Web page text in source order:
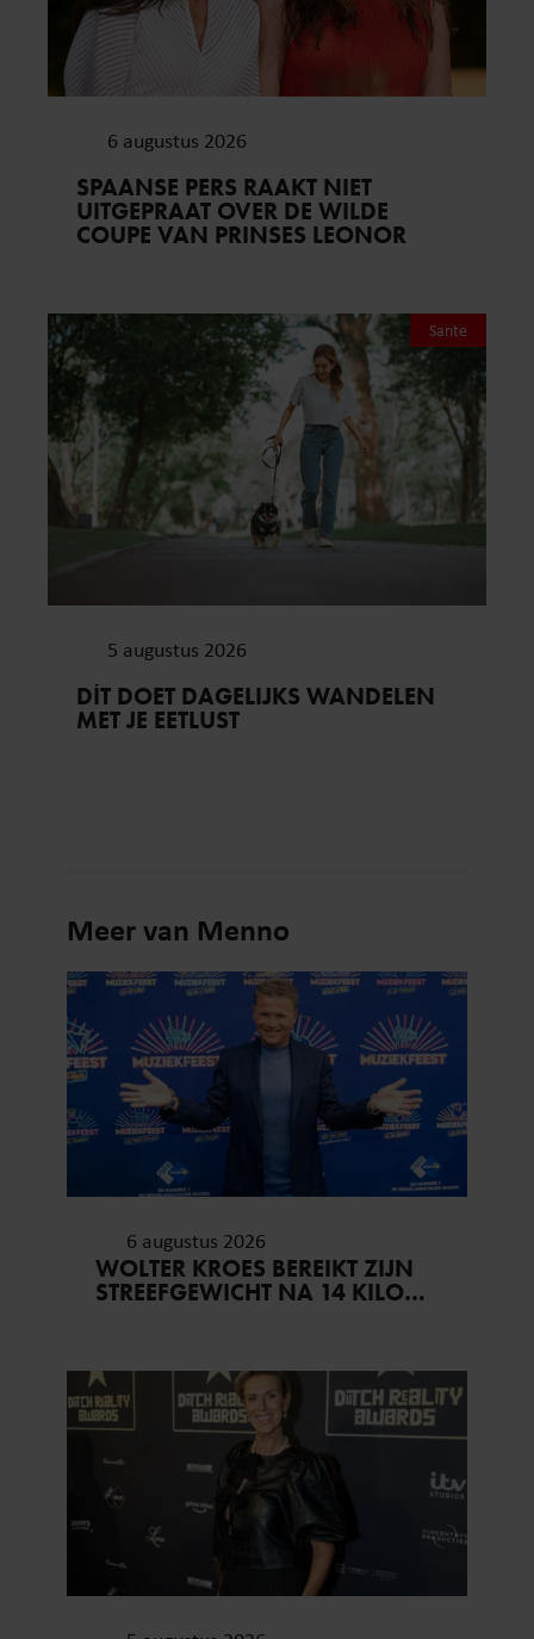
6 augustus 2026
SPAANSE PERS RAAKT NIET
UITGEPRAAT OVER DE WILDE
COUPE VAN PRINSES LEONOR
Sante
5 augustus 2026
DÍT DOET DAGELIJKS WANDELEN
MET JE EETLUST
Meer van Menno
6 augustus 2026
WOLTER KROES BEREIKT ZIJN
STREEFGEWICHT NA 14 KILO